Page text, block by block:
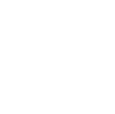
учреждений (халаты, костюмы),
тканях.
одежды для транспортной
работников ЖКХ.
производителей:
материалов (мембранные,